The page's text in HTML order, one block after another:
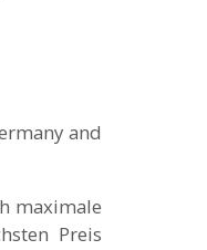
and
maximale
Preis